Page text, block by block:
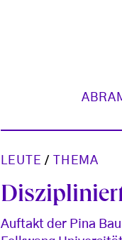
LEUTE / THEMA
Auftakt der Pina